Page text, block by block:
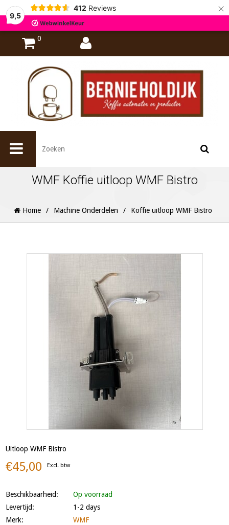
9,5
412 Reviews ×
0
WMF Koffie uitloop WMF Bistro
Home / Machine Onderdelen / Koffie uitloop WMF Bistro
Uitloop WMF Bistro
€45,00 Excl. btw
Beschikbaarheid:
Op voorraad
Levertijd:
1-2 days
Merk:
WMF